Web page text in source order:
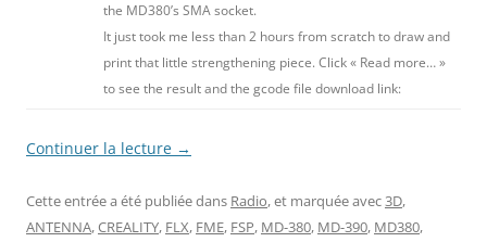
the MD380’s SMA socket.
It just took me less than 2 hours from scratch to draw and
print that little strengthening piece. Click « Read more… »
to see the result and the gcode file download link:
Continuer la lecture →
Cette entrée a été publiée dans Radio, et marquée avec3D,
ANTENNA,CREALITY, FLX, FME, FSP, MD-380, MD-390, MD380,